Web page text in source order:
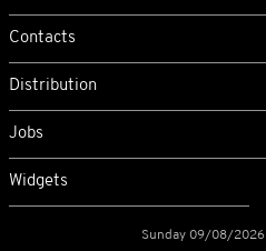
Contacts
Distribution
Jobs
Widgets
Sunday 09/08/2026